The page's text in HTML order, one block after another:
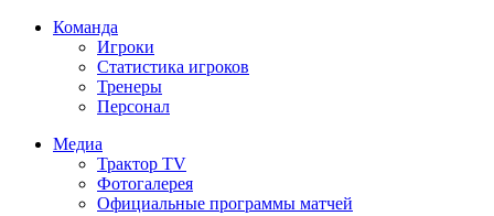
Команда
Игроки
Статистика игроков
Тренеры
Персонал
Медиа
Трактор TV
Фотогалерея
Официальные программы матчей